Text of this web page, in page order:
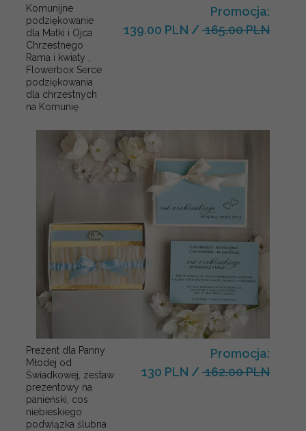
Komunijne
podziękowanie
dla Matki i Ojca
Chrzestnego
Rama i kwiaty ,
Flowerbox Serce
podziękowania
dla chrzestnych
na Komunię
Promocja:
139.00 PLN / 165.00 PLN
Prezent dla Panny
Młodej od
Świadkowej, zestaw
prezentowy na
panieński, cos
niebieskiego
podwiązka ślubna
Promocja:
130 PLN / 162.00 PLN